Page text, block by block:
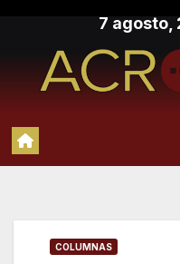
contenido
7 agosto,
COLUMNAS